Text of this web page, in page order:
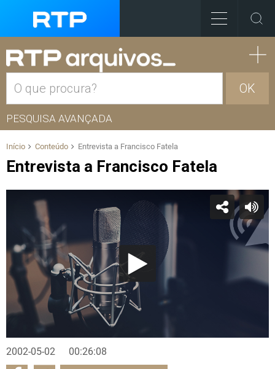
OK
PESQUISA AVANÇADA
Início Conteúdo Entrevista a Francisco Fatela
Entrevista a Francisco Fatela
2002-05-02 00:26:08